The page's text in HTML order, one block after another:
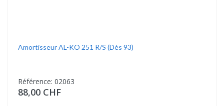
Amortisseur AL-KO 251 R/S (dès 93)
Référence: 02063
88,00 CHF